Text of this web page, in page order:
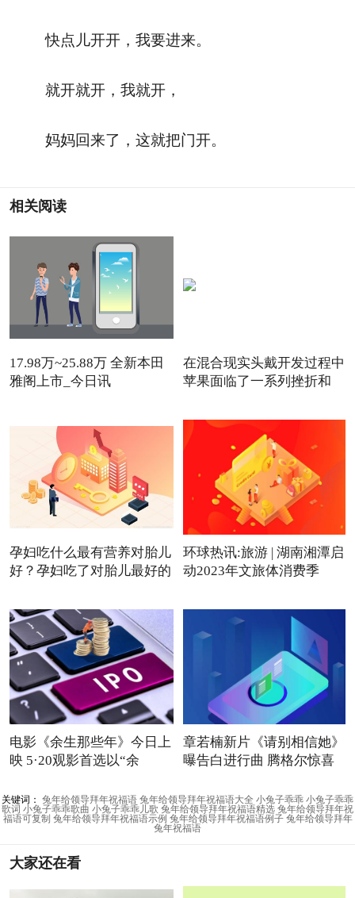
快点儿开开，我要进来。
就开就开，我就开，
妈妈回来了，这就把门开。
相关阅读
17.98万~25.88万 全新本田
雅阁上市_今日讯
在混合现实头戴开发过程中
苹果面临了一系列挫折和
孕妇吃什么最有营养对胎儿
好？孕妇吃了对胎儿最好的
环球热讯:旅游 | 湖南湘潭启
动2023年文旅体消费季
电影《余生那些年》今日上
映 5·20观影首选以“余
章若楠新片《请别相信她》
曝告白进行曲 腾格尔惊喜
关键词： 兔年给领导拜年祝福语 兔年给领导拜年祝福语大全 小兔子乖乖 小兔子乖乖
歌词 小兔子乖乖歌曲 小兔子乖乖儿歌 兔年给领导拜年祝福语精选 兔年给领导拜年祝
福语可复制 兔年给领导拜年祝福语示例 兔年给领导拜年祝福语例子 兔年给领导拜年
兔年祝福语
大家还在看